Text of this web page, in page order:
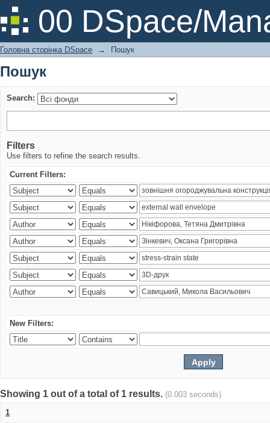
00 DSpace/
Пошук
Головна сторінка DSpace → Пошук
Пошук
Search:
Filters
Use filters to refine the search results.
Current Filters:
New Filters:
Showing 1 out of a total of 1 results. (0.003 seconds)
1